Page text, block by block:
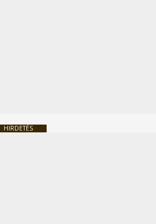
HIRDETÉS